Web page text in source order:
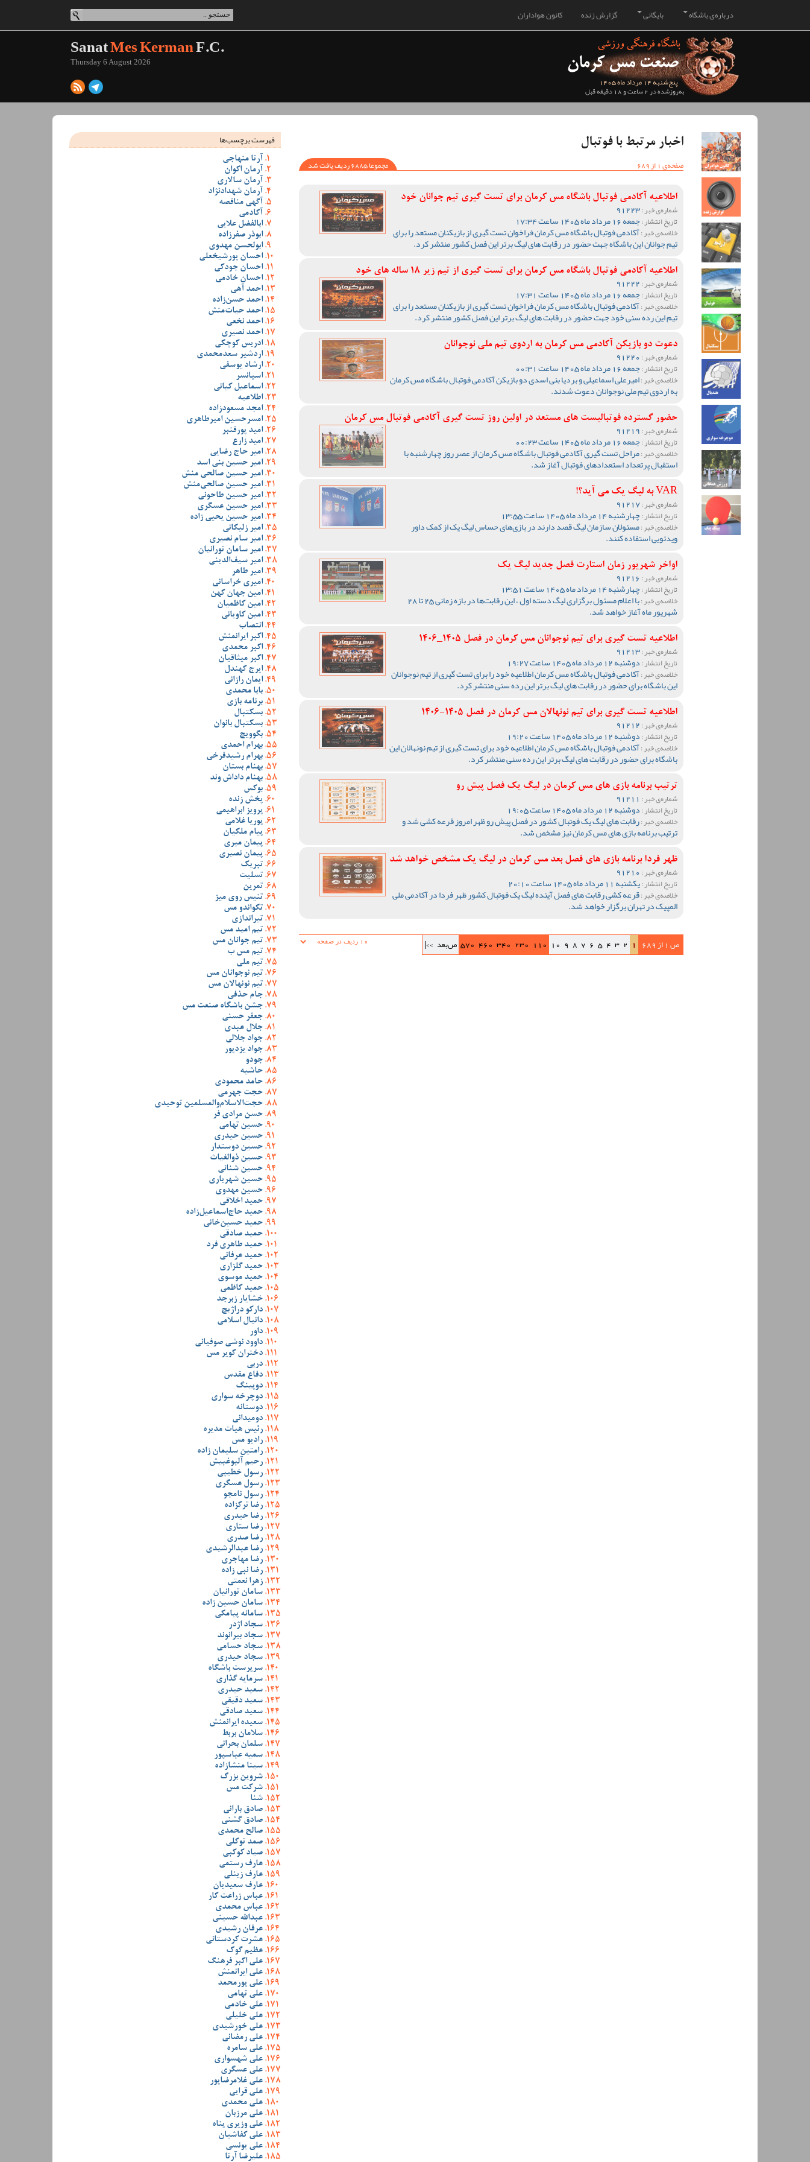
کانون هواداران گزارش زنده بایگانی درباره‌ی باشگاه
پنج‌شنبه 14 مرداد ماه 1405
به‌روزشده در 2 ساعت و 18 دقیقه قبل
SanatMes KermanF.C.
Thursday 6 August 2026
اخبار مرتبط با فوتبال
صفحه‌ی 1 از 689
مجموعا 6885 ردیف یافت شد
اطلاعیه آکادمی فوتبال باشگاه مس کرمان برای تست گیری تیم جوانان خود
شماره‌ی خبر :91223
تاریخ انتشار :جمعه 16 مرداد ماه 1405 ساعت 17:34
خلاصه‌ی خبر :آکادمی فوتبال باشگاه مس کرمان فراخوان تست گیری از بازیکنان مستعد را برای
تیم جوانان این باشگاه جهت حضور در رقابت های لیگ برتر این فصل کشور منتشر کرد.
اطلاعیه آکادمی فوتبال باشگاه مس کرمان برای تست گیری از تیم زیر 18 ساله های خود
شماره‌ی خبر :
تاریخ انتشار :جمعه 16 مرداد ماه 1405 ساعت 17:31
خلاصه‌ی خبر :آکادمی فوتبال باشگاه مس کرمان فراخوان تست گیری از بازیکنان مستعد را برای
تیم این رده سنی خود جهت حضور در رقابت های لیگ برتر این فصل کشور منتشر کرد.
دعوت دو بازیکن آکادمی مس کرمان به اردوی تیم ملی نوجوانان
شماره‌ی خبر :
تاریخ انتشار :جمعه 16 مرداد ماه 1405 ساعت 00:31
خلاصه‌ی خبر :امیرعلی اسماعیلی و بردیا بنی اسدی دو بازیکن آکادمی فوتبال باشگاه مس کرمان
به اردوی تیم ملی نوجوانان دعوت شدند.
حضور گسترده فوتبالیست های مستعد در اولین روز تست گیری آکادمی فوتبال مس کرمان
شماره‌ی خبر :
تاریخ انتشار :جمعه 16 مرداد ماه 1405 ساعت 00:23
خلاصه‌ی خبر :مراحل تست گیری آکادمی فوتبال باشگاه مس کرمان از عصر روز چهارشنبه با
استقبال پرتعداد استعدادهای فوتبال آغاز شد.
VAR به لیگ یک می آید؟!
شماره‌ی خبر :91217
تاریخ انتشار :چهارشنبه 14 مرداد ماه 1405 ساعت 13:55
خلاصه‌ی خبر :مسئولان سازمان لیگ قصد دارند در بازی‌های حساس لیگ یک از کمک داور
ویدئویی استفاده کنند.
اواخر شهریور زمان استارت فصل جدید لیگ یک
شماره‌ی خبر :
تاریخ انتشار :چهارشنبه 14 مرداد ماه 1405 ساعت 13:51
خلاصه‌ی خبر : با اعلام مسئول برگزاری لیگ دسته اول ، این رقابت‌ها در بازه زمانی 25 تا 28
شهریور ماه آغاز خواهد شد.
اطلاعیه تست گیری برای تیم نوجوانان مس کرمان در فصل 1405_1406
شماره‌ی خبر :91213
تاریخ انتشار :دوشنبه 12 مرداد ماه 1405 ساعت 19:27
خلاصه‌ی خبر :آکادمی فوتبال باشگاه مس کرمان اطلاعیه خود را برای تست گیری از تیم نوجوانان
این باشگاه برای حضور در رقابت های لیگ برتر این رده سنی منتشر کرد.
اطلاعیه تست گیری برای تیم نونهالان مس کرمان در فصل 1405-1406
شماره‌ی خبر :
تاریخ انتشار :دوشنبه 12 مرداد ماه 1405 ساعت 19:20
خلاصه‌ی خبر :آکادمی فوتبال باشگاه مس کرمان اطلاعیه خود برای تست گیری از تیم نونهالان این
باشگاه برای حضور در رقابت های لیگ برتر این رده سنی منتشر کرد.
ترتیب برنامه بازی های مس کرمان در لیگ یک فصل پیش رو
شماره‌ی خبر :
تاریخ انتشار :دوشنبه 12 مرداد ماه 1405 ساعت 19:05
خلاصه‌ی خبر :رقابت های لیگ یک فوتبال کشور در فصل پیش رو ظهر امروز قرعه کشی شد و
ترتیب برنامه بازی های مس کرمان نیز مشخص شد.
ظهر فردا برنامه بازی های فصل بعد مس کرمان در لیگ یک مشخص خواهد شد
شماره‌ی خبر :
تاریخ انتشار :یکشنبه 11 مرداد ماه 1405 ساعت 20:10
خلاصه‌ی خبر :قرعه کشی رقابت های فصل آینده لیگ یک فوتبال کشور ظهر فردا در آکادمی ملی
المپیک در تهران برگزار خواهد شد.
ص 1 از 689 1
2
3
4
5
6
7
8
9
10
110
230
340
460
570 ص‌بعد >>|
فهرست برچسب‌ها
آرتا منهاجی
آرمان اکوان
آرمان سالاری
آرمان شهدادنژاد
آگهی مناقصه
آکادمی
ابالفضل علایی
ابوذر صفرزاده
ابولحسن مهدوی
احسان پورشیخعلی
احسان جودکی
احسان خادمی
احمد آهی
احمد حسن‌زاده
احمد حیات‌منش
احمد نخعی
احمد نصیری
ادریس کوچکی
اردشیر سعدمحمدی
ارشاد یوسفی
اسپانسر
اسماعیل کیانی
اطلاعیه
امجد مسعودزاده
امسرحسین امیرطاهری
امید پورقنبر
امید زارع
امیر حاج رضایی
امیر حسین بنی اسد
امیر حسین صالحی منش
امیر حسین صالحی‌منش
امیر حسین طاحونی
امیر حسین عسگری
امیر حسین یحیی زاده
امیر زلیکانی
امیر سام نصیری
امیر سامان تورانیان
امیر سیف‌الدینی
امیر طاهر
امیری خراسانی
امین جهان کهن
امین کاظمیان
امین کاویانی
انتصاب
اکبر ایرانمنش
اکبر محمدی
اکبر میثاقیان
ایرج کهندل
ایمان رازانی
بابا محمدی
برنامه بازی
بسکتبال
بسکتبال بانوان
بگوویچ
بهرام احمدی
بهرام رشیدفرخی
بهنام بستان
بهنام داداش وند
بوکس
پخش زنده
پرویز ابراهیمی
پوریا غلامی
پیام ملکیان
پیمان میری
پیمان نصیری
تبریک
تسلیت
تمرین
تنیس روی میز
تکواندو مس
تیراندازی
تیم امید مس
تیم جوانان مس
تیم مس ب
تیم ملی
تیم نوجوانان مس
تیم نونهالان مس
جام حذفی
جشن باشگاه صنعت مس
جعفر حسنی
جلال عبدی
جواد جلالی
جواد یزدپور
جودو
حاشیه
حامد محمودی
حجت جهرمی
حجت‌الاسلام‌والمسلمین توحیدی
حسن مرادی فر
حسین تهامی
حسین حیدری
حسین دوستدار
حسین ذوالغیاث
حسین شنانی
حسین شهریاری
حسین مهدوی
حمید اخلاقی
حمید حاج‌اسماعیل‌زاده
حمید حسین‌خانی
حمید صادقی
حمید طاهری فرد
حمید عرفانی
حمید گلزاری
حمید موسوی
حمید کاظمی
خشایار زبرجد
دارکو دراژیچ
دانیال اسلامی
داور
داوود نوشی صوفیانی
دختران کویر مس
دربی
دفاع مقدس
دوپینگ
دوچرخه سواری
دوستانه
دومیدانی
رئیس هیات مدیره
رادیو مس
رامتین سلیمان زاده
رحیم آلبوغبیش
رسول خطیبی
رسول عسگری
رسول نامجو
رضا ترکزاده
رضا حیدری
رضا ستاری
رضا صدری
رضا عبدالرشیدی
رضا مهاجری
رضا نبی زاده
زهرا نعمتی
سامان تورانیان
سامان حسین زاده
سامانه پیامکی
سجاد اژدر
سجاد بیرانوند
سجاد حسامی
سجاد حیدری
سرپرست باشگاه
سرمایه گذاری
سعید حیدری
سعید دقیقی
سعید صادقی
سعیده ایرانمنش
سلامان بربط
سلمان بحرانی
سمیه عباسپور
سینا منشازاده
شروین بزرگ
شرکت مس
شنا
صادق بارانی
صادق گشنی
صالح محمدی
صمد توکلی
صیاد کوکبی
عارف رستمی
عارف زینلی
عارف سعیدیان
عباس زراعت کار
عباس محمدی
عبدالله حسینی
عرفان رشیدی
عشرت کردستانی
عظیم گوک
علی اکبر فرهنگ
علی ایرانمنش
علی پورمحمد
علی تهامی
علی خادمی
علی خلیلی
علی خورشیدی
علی رمضانی
علی سامره
علی شهسواری
علی عسگری
علی غلامرضاپور
علی قرایی
علی محمدی
علی مرزبان
علی وزیری پناه
علی کفاشیان
علی یونسی
علیرضا آرتا